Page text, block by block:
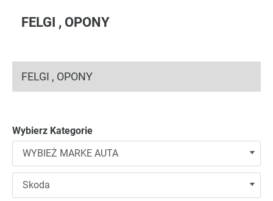
FELGI , OPONY
FELGI , OPONY
Wybierz Kategorie